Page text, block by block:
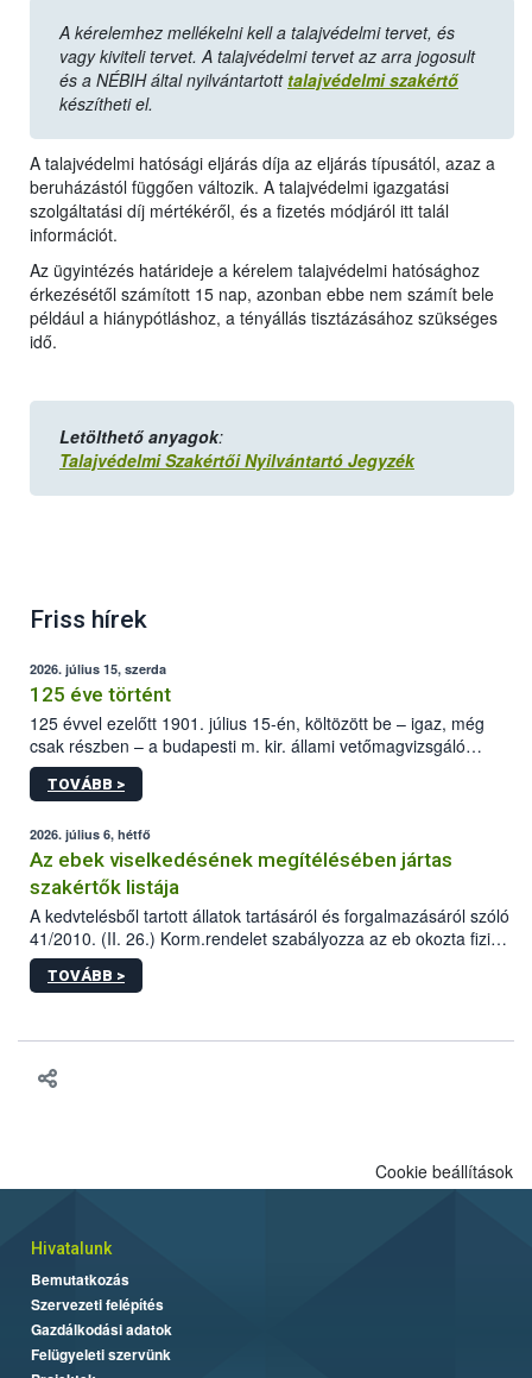
A kérelemhez mellékelni kell a talajvédelmi tervet, és
vagy kiviteli tervet. A talajvédelmi tervet az arra jogosult
és a NÉBIH által nyilvántartott talajvédelmi szakértő
készítheti el.
A talajvédelmi hatósági eljárás díja az eljárás típusától, azaz a
beruházástól függően változik. A talajvédelmi igazgatási
szolgáltatási díj mértékéről, és a fizetés módjáról itt talál
információt.
Az ügyintézés határideje a kérelem talajvédelmi hatósághoz
érkezésétől számított 15 nap, azonban ebbe nem számít bele
például a hiánypótláshoz, a tényállás tisztázásához szükséges
idő.
Letölthető anyagok:
Talajvédelmi Szakértői Nyilvántartó Jegyzék
Friss hírek
2026. július 15, szerda
125 éve történt
125 évvel ezelőtt 1901. július 15-én, költözött be – igaz, még
csak részben – a budapesti m. kir. állami vetőmagvizsgáló
állomás a Kis Rókus utca 15. szám alatti, Czigler Győző által
tervezett új épületébe.
TOVÁBB >
2026. július 6, hétfő
Az ebek viselkedésének megítélésében jártas
szakértők listája
A kedvtelésből tartott állatok tartásáról és forgalmazásáról szóló
41/2010. (II. 26.) Korm.rendelet szabályozza az eb okozta fizikai
sérülés, illetve ennek veszélye keletkezésekor felmerülő
hatósági feladatokat, valamint a veszélyes eb tartását és annak
TOVÁBB >
Cookie beállítások
Hivatalunk
Bemutatkozás
Szervezeti felépítés
Gazdálkodási adatok
Felügyeleti szervünk